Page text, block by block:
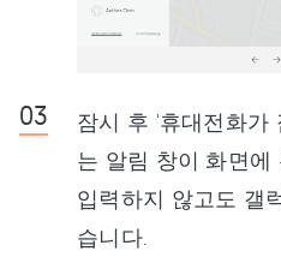
잠시 후 '휴대전화가
는 알림 창이 화면에
입력하지 않고도 갤
습니다.